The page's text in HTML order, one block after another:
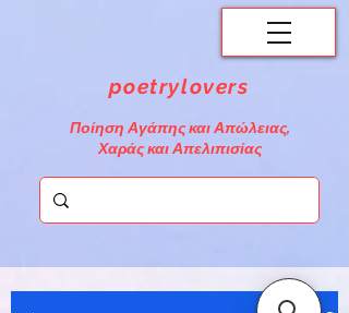
poetrylovers
Ποίηση Αγάπης και Απώλειας,
Χαράς και Απελιπισίας